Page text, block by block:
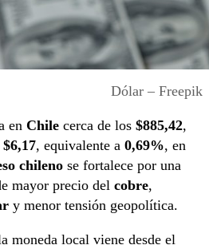
Dólar – Freepik
en Chile cerca de los $885,42,
$6,17, equivalente a 0,69%, en
chileno se fortalece por una
mayor precio del cobre,
y menor tensión geopolítica.
moneda local viene desde el